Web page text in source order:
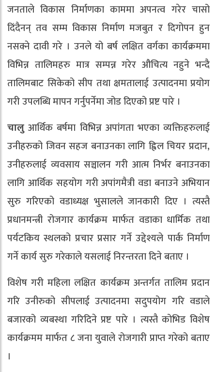
जनताले विकास निर्माणका काममा अपनत्व गरेर चासो
दिंदैनन् तव सम्म विकास निर्माण मजबुत र दिगोपन हुन
नसक्ने दावी गरे । उनले यो बर्ष लक्षित वर्गका कार्यक्रममा
विभिन्न तालिमहरु मात्र सम्पन्न गरेर औचित्य नहुने भन्दै
तालिमबाट सिकेको सीप तथा क्षमतालाई उत्पादनमा प्रयोग
गरी उपलब्धि मापन गर्नुपर्नेमा जोड दिएको प्रष्ट पारे ।
चालुआर्थिक बर्षमा विभिन्न अपांगता भएका व्यक्तिहरुलाई
उनीहरुको जिवन सहज बनाउनका लागि ह्विल चियर प्रदान,
उनीहरुलाई व्यवसाय सञ्चालन गरी आत्म निर्भर बनाउनका
लागि आर्थिक सहयोग गरी अपांगमैत्री वडा बनाउने अभियान
सुरु गरिएको वडाध्यक्ष भुसालले जानकारी दिए । त्यस्तै
प्रधानमन्त्री रोजगार कार्यक्रम मार्फत वडाका धार्मिक तथा
पर्यटकिय स्थलको प्रचार प्रसार गर्ने उद्देश्यले पार्क निर्माण
गर्ने कार्य सुरु गरेकाले यसलाई निरन्तरता दिने बताए ।
विशेष गरी महिला लक्षित कार्यक्रम अन्तर्गत तालिम प्रदान
गरि उनीरुको सीपलाई उत्पादनमा सदुपयोग गरि वडाले
बजारको व्यबस्था गरिदिने प्रष्ट पारे । त्यस्तै कोभिड विशेष
कार्यक्रमम मार्फत ८ जना युवाले रोजगारी प्राप्त गरेको बताए
।